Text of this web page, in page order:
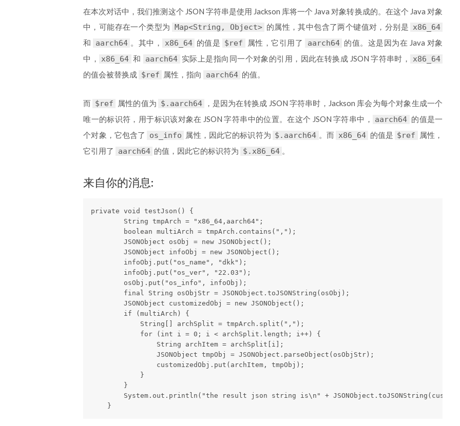
在本次对话中，我们推测这个 JSON 字符串是使用 Jackson 库将一个 Java 对象转换成的。在这个 Java 对象
中，可能存在一个类型为 Map<String, Object> 的属性，其中包含了两个键值对，分别是 x86_64
和
aarch64 。其中， x86_64 的值是 $ref 属性，它引用了 aarch64 的值。这是因为在 Java 对象
中，
x86_64 和 aarch64 实际上是指向同一个对象的引用，因此在转换成 JSON 字符串时，
x86_64
的值会被替换成 $ref 属性，指向 aarch64 的值。
而 $ref 属性的值为 $.aarch64
，是因为在转换成 JSON 字符串时，Jackson 库会为每个对象生成一个
唯一的标识符，用于标识该对象在 JSON 字符串中的位置。在这个 JSON 字符串中，
aarch64 的值是一
个对象，它包含了
os_info 属性，因此它的标识符为 $.aarch64 。而 x86_64 的值是 $ref
属性，
它引用了
aarch64 的值，因此它的标识符为 $.x86_64 。
来自你的消息:
private void testJson() {
        String tmpArch = "x86_64,aarch64";
        boolean multiArch = tmpArch.contains(",");
        JSONObject osObj = new JSONObject();
        JSONObject infoObj = new JSONObject();
        infoObj.put("os_name", "dkk");
        infoObj.put("os_ver", "22.03");
        osObj.put("os_info", infoObj);
        final String osObjStr = JSONObject.toJSONString(osObj);
        JSONObject customizedObj = new JSONObject();
        if (multiArch) {
            String[] archSplit = tmpArch.split(",");
            for (int i = 0; i < archSplit.length; i++) {
                String archItem = archSplit[i];
                JSONObject tmpObj = JSONObject.parseObject(osObjStr);
                customizedObj.put(archItem, tmpObj);
            }
        }
System.out.println("the result json string is\n" +
    }